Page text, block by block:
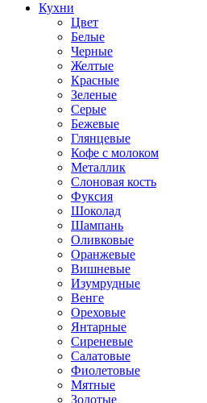
Кухни
Цвет
Белые
Черные
Желтые
Красные
Зеленые
Серые
Бежевые
Глянцевые
Кофе с молоком
Металлик
Слоновая кость
Фуксия
Шоколад
Шампань
Оливковые
Оранжевые
Вишневые
Изумрудные
Венге
Ореховые
Янтарные
Сиреневые
Салатовые
Фиолетовые
Мятные
Золотые